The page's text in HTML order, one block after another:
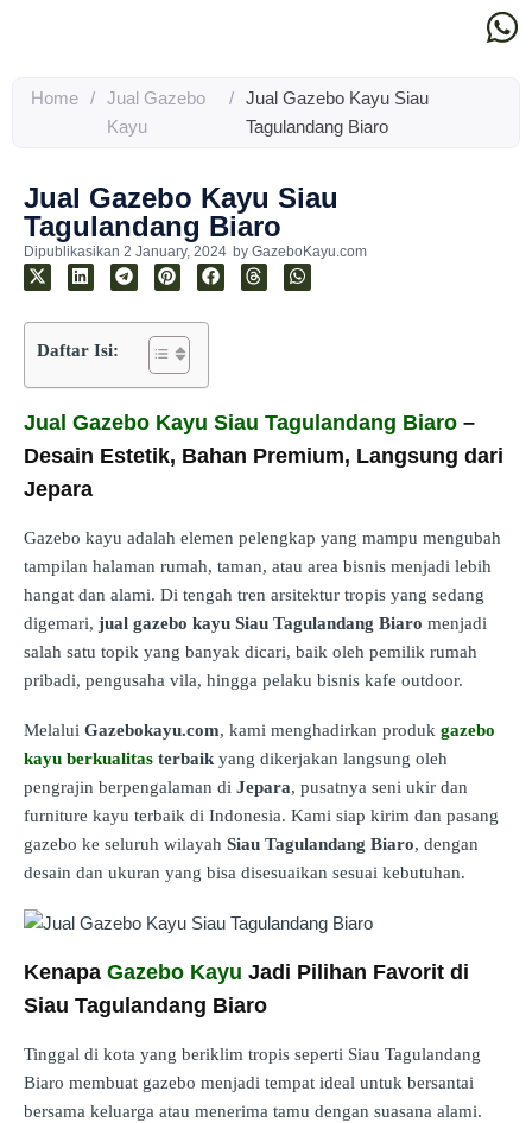
Home / Jual Gazebo
Kayu
/
Jual Gazebo Kayu Siau
Tagulandang Biaro
Jual Gazebo Kayu Siau
Tagulandang Biaro
Dipublikasikan 2 January, 2024 by GazeboKayu.com
Daftar Isi:
Jual Gazebo Kayu Siau Tagulandang Biaro –
Desain Estetik, Bahan Premium, Langsung dari
Jepara
Gazebo kayu adalah elemen pelengkap yang mampu mengubah
tampilan halaman rumah, taman, atau area bisnis menjadi lebih
hangat dan alami. Di tengah tren arsitektur tropis yang sedang
digemari, jual gazebo kayu Siau Tagulandang Biaro menjadi
salah satu topik yang banyak dicari, baik oleh pemilik rumah
pribadi, pengusaha vila, hingga pelaku bisnis kafe outdoor.
Melalui Gazebokayu.com, kami menghadirkan produk gazebo
kayu berkualitas terbaikyang dikerjakan langsung oleh
pengrajin berpengalaman di Jepara, pusatnya seni ukir dan
furniture kayu terbaik di Indonesia. Kami siap kirim dan pasang
gazebo ke seluruh wilayah Siau Tagulandang Biaro, dengan
desain dan ukuran yang bisa disesuaikan sesuai kebutuhan.
Kenapa Gazebo Kayu Jadi Pilihan Favorit di
Siau Tagulandang Biaro
Tinggal di kota yang beriklim tropis seperti Siau Tagulandang
Biaro membuat gazebo menjadi tempat ideal untuk bersantai
bersama keluarga atau menerima tamu dengan suasana alami.